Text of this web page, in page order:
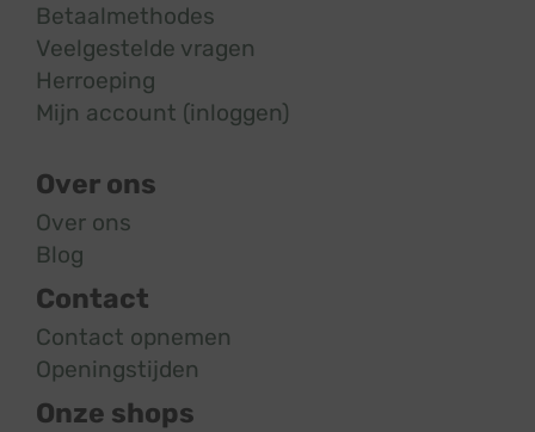
Betaalmethodes
Veelgestelde vragen
Herroeping
Mijn account (inloggen)
Over ons
Over ons
Blog
Contact
Contact opnemen
Openingstijden
Onze shops